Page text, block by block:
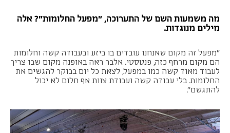
מה משמעות השם של התערוכה, ״מפעל החלומות״? אלה
מילים מנוגדות.
"מפעל זה מקום שאנחנו עובדים בו ביזע ובעבודה קשה וחלומות
הם מקום מרחף כזה, פנטסטי. אלבר ראה באופנה מקום שבו צריך
לעבוד מאוד קשה כמו במפעל, לצאת כל יום בבוקר להגשים את
החלומות. בלי עבודה קשה ועבודת צוות אף חלום לא יכול
להתגשם".